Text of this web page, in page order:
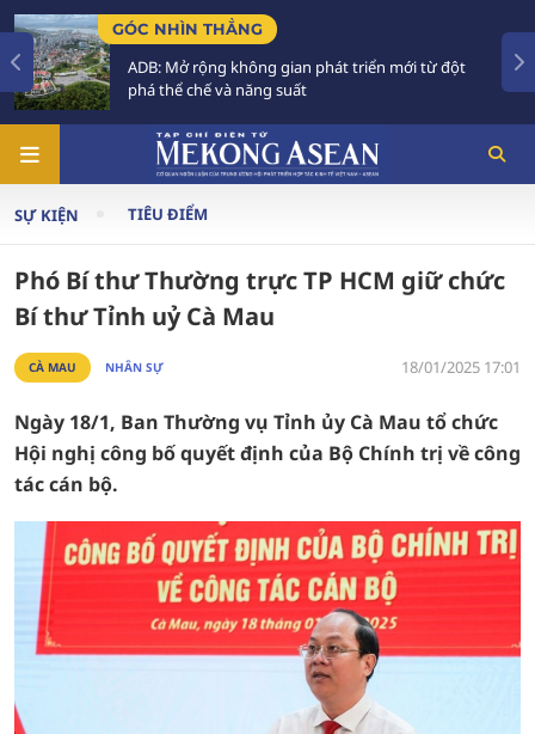
GÓC NHÌN THẲNG
ADB: Mở rộng không gian phát triển mới từ đột
phá thể chế và năng suất
SỰ KIỆN TIÊU ĐIỂM
Phó Bí thư Thường trực TP HCM giữ chức
Bí thư Tỉnh uỷ Cà Mau
CÀ MAU NHÂN SỰ 18/01/2025 17:01
Ngày 18/1, Ban Thường vụ Tỉnh ủy Cà Mau tổ chức
Hội nghị công bố quyết định của Bộ Chính trị về công
tác cán bộ.